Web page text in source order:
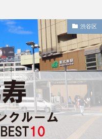
渋谷区